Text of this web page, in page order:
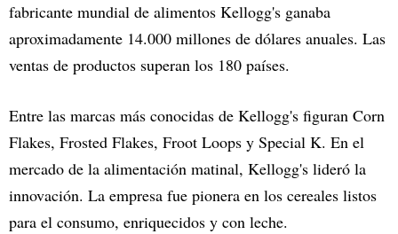
fabricante mundial de alimentos Kellogg's ganaba
aproximadamente 14.000 millones de dólares anuales. Las
ventas de productos superan los 180 países.
Entre las marcas más conocidas de Kellogg's figuran Corn
Flakes, Frosted Flakes, Froot Loops y Special K. En el
mercado de la alimentación matinal, Kellogg's lideró la
innovación. La empresa fue pionera en los cereales listos
para el consumo, enriquecidos y con leche.